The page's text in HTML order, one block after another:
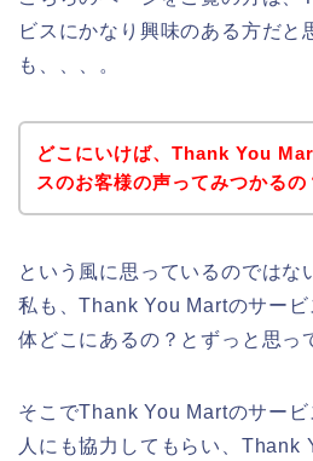
ビスにかなり興味のある方だと
も、、、。
どこにいけば、Thank You
スのお客様の声ってみつかるの
という風に思っているのではな
私も、Thank You Martのサー
体どこにあるの？とずっと思っ
そこでThank You Martのサー
人にも協力してもらい、Thank